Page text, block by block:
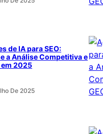
de IA para SEO:
a Análise Competitiva e
em 2025
De 2025